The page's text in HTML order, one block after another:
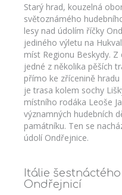
Starý hrad, kouzelná
světoznámého
lesy nad údolím říčky
jediného výletu na
míst Regionu Beskydy.
jedné z několika pěších
přímo ke zřícenině
je trasa kolem sochy
místního rodáka Leoše
významných hudebních
památníku. Ten se
údolí Ondřejnice.
Itálie
Ondřejnicí